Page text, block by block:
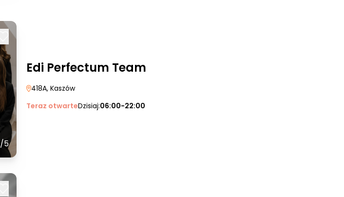
/5
Edi Perfectum Team
418A, Kaszów
Teraz otwarteDzisiaj:06:00-22:00